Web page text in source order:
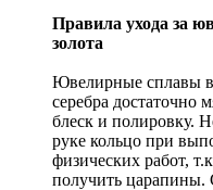
Правила ухода за
золота
Ювелирные сплавы
серебра достаточно
блеск и полировку.
руке кольцо при
физических работ,
получить царапины.